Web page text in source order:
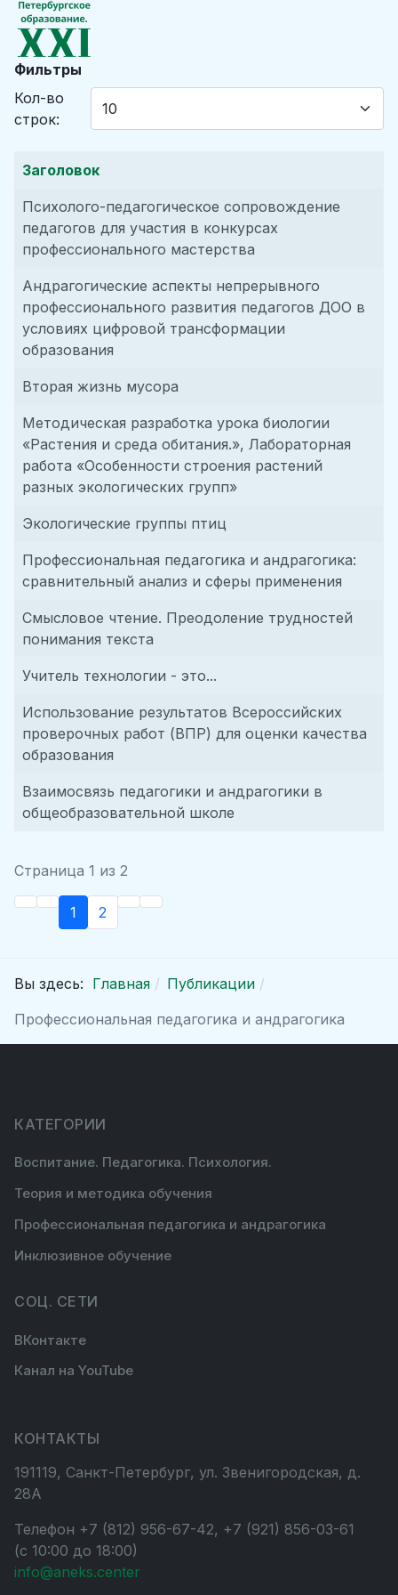
Фильтры
Кол-во
строк:
Заголовок
Психолого-педагогическое сопровождение
педагогов для участия в конкурсах
профессионального мастерства
Андрагогические аспекты непрерывного
профессионального развития педагогов ДОО в
условиях цифровой трансформации
образования
Вторая жизнь мусора
Методическая разработка урока биологии
«Растения и среда обитания.», Лабораторная
работа «Особенности строения растений
разных экологических групп»
Экологические группы птиц
Профессиональная педагогика и андрагогика:
сравнительный анализ и сферы применения
Смысловое чтение. Преодоление трудностей
понимания текста
Учитель технологии - это...
Использование результатов Всероссийских
проверочных работ (ВПР) для оценки качества
образования
Взаимосвязь педагогики и андрагогики в
общеобразовательной школе
Страница 1 из 2
1 2
Вы здесь: Главная
Публикации
Профессиональная педагогика и андрагогика
КАТЕГОРИИ
Воспитание. Педагогика. Психология.
Теория и методика обучения
Профессиональная педагогика и андрагогика
Инклюзивное обучение
СОЦ. СЕТИ
ВКонтакте
Канал на YouTube
КОНТАКТЫ
191119, Санкт-Петербург, ул. Звенигородская, д.
28А
Телефон +7 (812) 956-67-42, +7 (921) 856-03-61
(с 10:00 до 18:00)
info@aneks.center